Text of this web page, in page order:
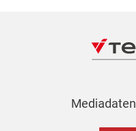
Mediadaten